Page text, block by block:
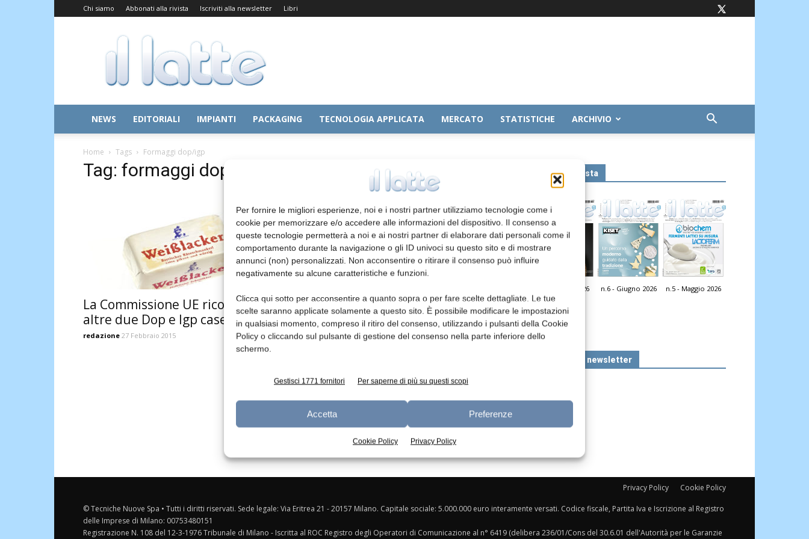
Per fornire le migliori esperienze, noi e i nostri partner utilizziamo tecnologie come i
cookie per memorizzare e/o accedere alle informazioni del dispositivo. Il consenso a
queste tecnologie permetterà a noi e ai nostri partner di elaborare dati personali come il
comportamento durante la navigazione o gli ID univoci su questo sito e di mostrare
annunci (non) personalizzati. Non acconsentire o ritirare il consenso può influire
negativamente su alcune caratteristiche e funzioni.
Clicca qui sotto per acconsentire a quanto sopra o per fare scelte dettagliate. Le tue
scelte saranno applicate solamente a questo sito. È possibile modificare le impostazioni
in qualsiasi momento, compreso il ritiro del consenso, utilizzando i pulsanti della Cookie
Policy o cliccando sul pulsante di gestione del consenso nella parte inferiore dello
schermo.
Gestisci 1771 fornitori Per saperne di più su questi scopi
Accetta Preferenze
Cookie Policy Privacy Policy
Chi siamo Abbonati alla rivista Iscriviti alla newsletter Libri
Il
Latte
NEWS EDITORIALI IMPIANTI PACKAGING TECNOLOGIA APPLICATA MERCATO STATISTICHE ARCHIVIO
Home Tags Formaggi dop/igp
Tag: formaggi dop/igp
La Commissione UE riconosce
altre due Dop e Igp casearie
redazione 27 Febbraio 2015
Leggi la rivista
n.7 - Luglio 2026 n.6 - Giugno 2026 n.5 - Maggio 2026
Edicola Web
Iscriviti alla newsletter
Privacy Policy Cookie Policy
© Tecniche Nuove Spa • Tutti i diritti riservati. Sede legale: Via Eritrea 21 - 20157 Milano. Capitale sociale: 5.000.000 euro interamente versati. Codice fiscale, Partita Iva e Iscrizione al Registro
delle Imprese di Milano: 00753480151
Registrazione N. 108 del 12-3-1976 Tribunale di Milano - Iscritta al ROC Registro degli Operatori di Comunicazione al n° 6419 (delibera 236/01/Cons del 30.6.01 dell'Autorità per le Garanzie